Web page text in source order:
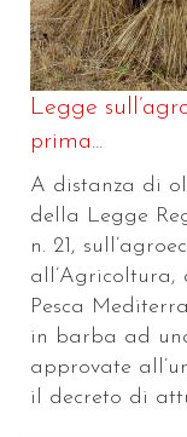
Legge
prima...
A distanza di
della Legge
n. 21,
all’Agricoltura,
Pesca
in barba ad
approvate
il decreto di